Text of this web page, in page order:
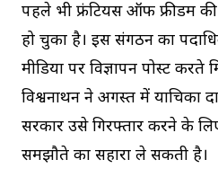
पहले भी फ्रंटियर्स ऑफ फ्रीडम
हो चुका है। इस संगठन का
मीडिया पर विज्ञापन पोस्ट
विश्वनाथन ने अगस्त में याचिका
सरकार उसे गिरफ्तार करने के
समझौते का सहारा ले सकती है।